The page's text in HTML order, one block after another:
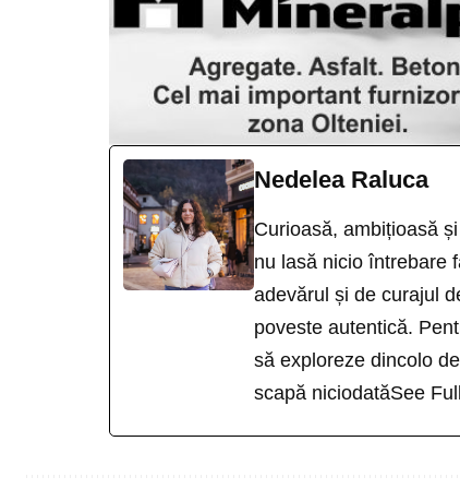
Nedelea Raluca
Curioasă, ambițioasă
nu lasă nicio întrebare
adevărul și de curajul
poveste autentică.
să exploreze dincolo
scapă niciodatăSee